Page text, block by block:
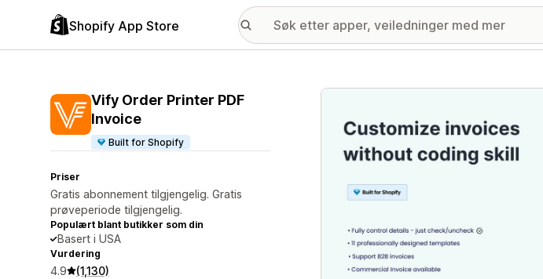
Shopify App Store
Vify Order Printer PDF
Invoice
Built for Shopify
Priser
Gratis abonnement tilgjengelig. Gratis
prøveperiode tilgjengelig.
Populært blant butikker som din
Basert i USA
Vurdering
4.9 (1,130)
Galleri med fremhevede bilder